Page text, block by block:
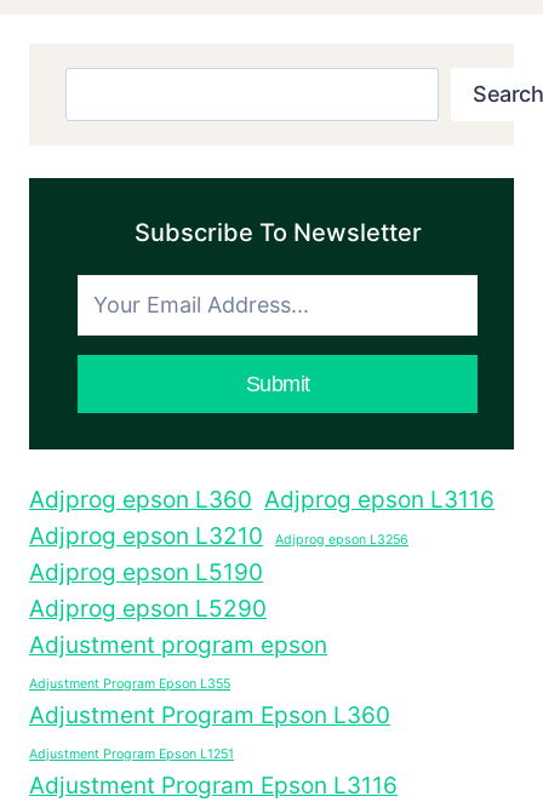
Search
Subscribe To Newsletter
Submit
Adjprog epson L360 Adjprog epson L3116
Adjprog epson L3210
Adjprog epson L3256
Adjprog epson L5190
Adjprog epson L5290
Adjustment program epson
Adjustment Program Epson L355
Adjustment Program Epson L360
Adjustment Program Epson L1251
Adjustment Program Epson L3116